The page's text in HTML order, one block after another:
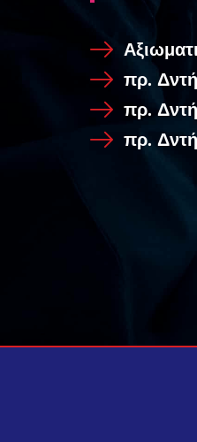
πρ.
πρ.
πρ.